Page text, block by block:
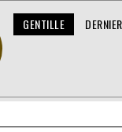
GENTILLE